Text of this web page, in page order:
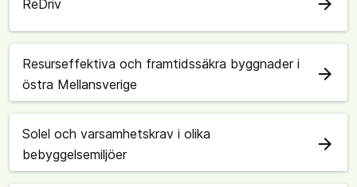
ReDriv arrow_forward
Resurseffektiva och framtidssäkra byggnader i
östra Mellansverige
arrow_forward
Solel och varsamhetskrav i olika
bebyggelsemiljöer
arrow_forward